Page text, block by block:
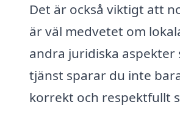
Det är också viktigt att
är väl medvetet om
andra juridiska
tjänst sparar du inte
korrekt och respektfullt